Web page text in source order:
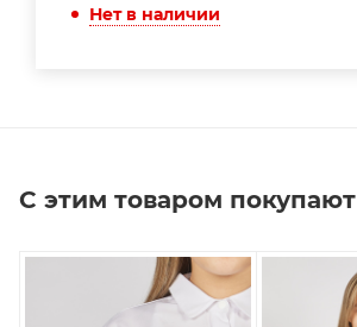
Нет в наличии
С этим товаром покупают